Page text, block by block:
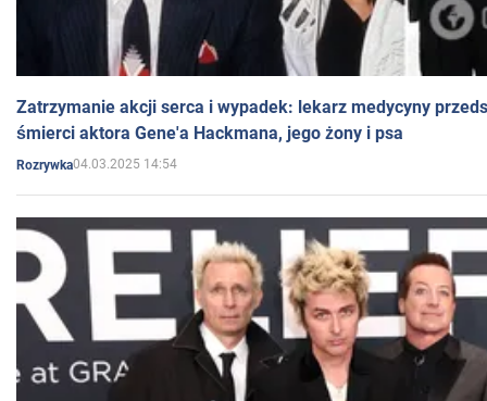
Zatrzymanie akcji serca i wypadek: lekarz medycyny
śmierci aktora Gene'a Hackmana, jego żony i psa
Rozrywka04.03.2025 14:54